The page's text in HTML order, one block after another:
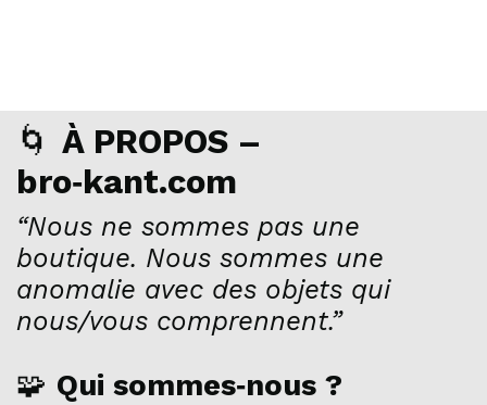
🌀 À PROPOS –
bro‑kant.com
“Nous ne sommes pas une
boutique. Nous sommes une
anomalie avec des objets qui
nous/vous comprennent.”
🧩 Qui sommes‑nous ?